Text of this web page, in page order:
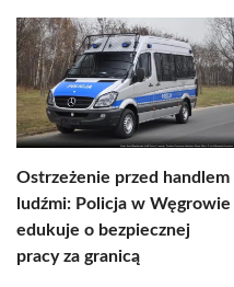
Ostrzeżenie przed handlem
ludźmi: Policja w Węgrowie
edukuje o bezpiecznej
pracy za granicą